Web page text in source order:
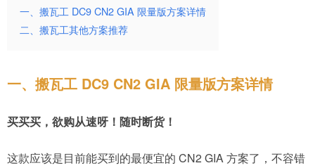
一、搬瓦工 DC9 CN2 GIA 限量版方案详情
二、搬瓦工其他方案推荐
一、搬瓦工 DC9 CN2 GIA 限量版方案详情
买买买，欲购从速呀！随时断货！
这款应该是目前能买到的最便宜的 CN2 GIA 方案了，不容错